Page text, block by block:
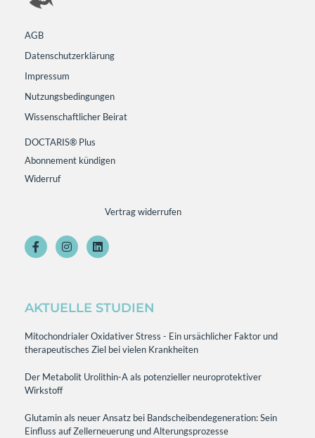
AGB
Datenschutzerklärung
Impressum
Nutzungsbedingungen
Wissenschaftlicher Beirat
DOCTARIS® Plus
Abonnement kündigen
Widerruf
Vertrag widerrufen
AKTUELLE STUDIEN
Mitochondrialer Oxidativer Stress - Ein ursächlicher Faktor und
therapeutisches Ziel bei vielen Krankheiten
Der Metabolit Urolithin-A als potenzieller neuroprotektiver
Wirkstoff
Glutamin als neuer Ansatz bei Bandscheibendegeneration: Sein
Einfluss auf Zellerneuerung und Alterungsprozesse